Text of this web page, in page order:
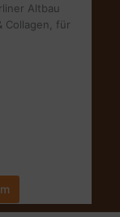
Altbau
Collagen, für